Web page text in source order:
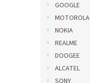
GOOGLE
MOTOROLA
NOKIA
REALME
DOOGEE
ALCATEL